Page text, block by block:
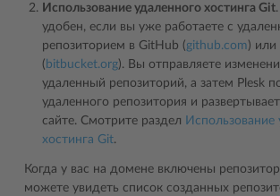
Использование удаленного хостинга Git
удобен, если вы уже работаете с
репозиторием в GitHub (github.com) или
( bitbucket.org). Вы отправляете
удаленный репозиторий, а затем Plesk
удаленного репозитория и
сайте. Смотрите раздел Использование
хостинга Git.
Когда у вас на домене включены
можете увидеть список созданных